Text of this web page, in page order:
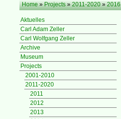
Home »Projects »2011-2020 »2016
Aktuelles
Carl Adam Zeller
Carl Wolfgang Zeller
Archive
Museum
Projects
2001-2010
2011-2020
2011
2012
2013